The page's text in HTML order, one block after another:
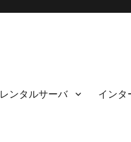
レンタルサーバ インタ